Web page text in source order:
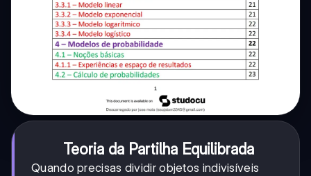
Teoria da Partilha Equilibrada
Quando precisas dividir objetos indivisíveis